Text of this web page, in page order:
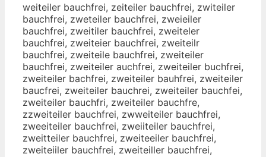
weiteiler bauchfrei, zeiteiler bauchfrei, zwiteiler
bauchfrei, zweteiler bauchfrei, zweieiler
bauchfrei, zweitiler bauchfrei, zweiteler
bauchfrei, zweiteier bauchfrei, zweiteilr
bauchfrei, zweiteile bauchfrei, zweiteiler
bauchfrei, zweiteiler auchfrei, zweiteiler buchfrei,
zweiteiler bachfrei, zweiteiler bauhfrei, zweiteiler
baucfrei, zweiteiler bauchrei, zweiteiler bauchfei,
zweiteiler bauchfri, zweiteiler bauchfre,
zzweiteiler bauchfrei, zwweiteiler bauchfrei,
zweeiteiler bauchfrei, zweiiteiler bauchfrei,
zweitteiler bauchfrei, zweiteeiler bauchfrei,
zweiteiiler bauchfrei, zweiteiller bauchfrei,